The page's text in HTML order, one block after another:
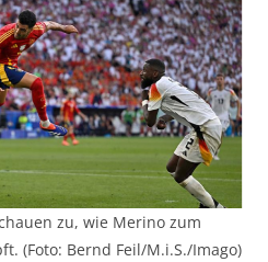
zu, wie Merino zum
(Foto: Bernd Feil/M.i.S./Imago)